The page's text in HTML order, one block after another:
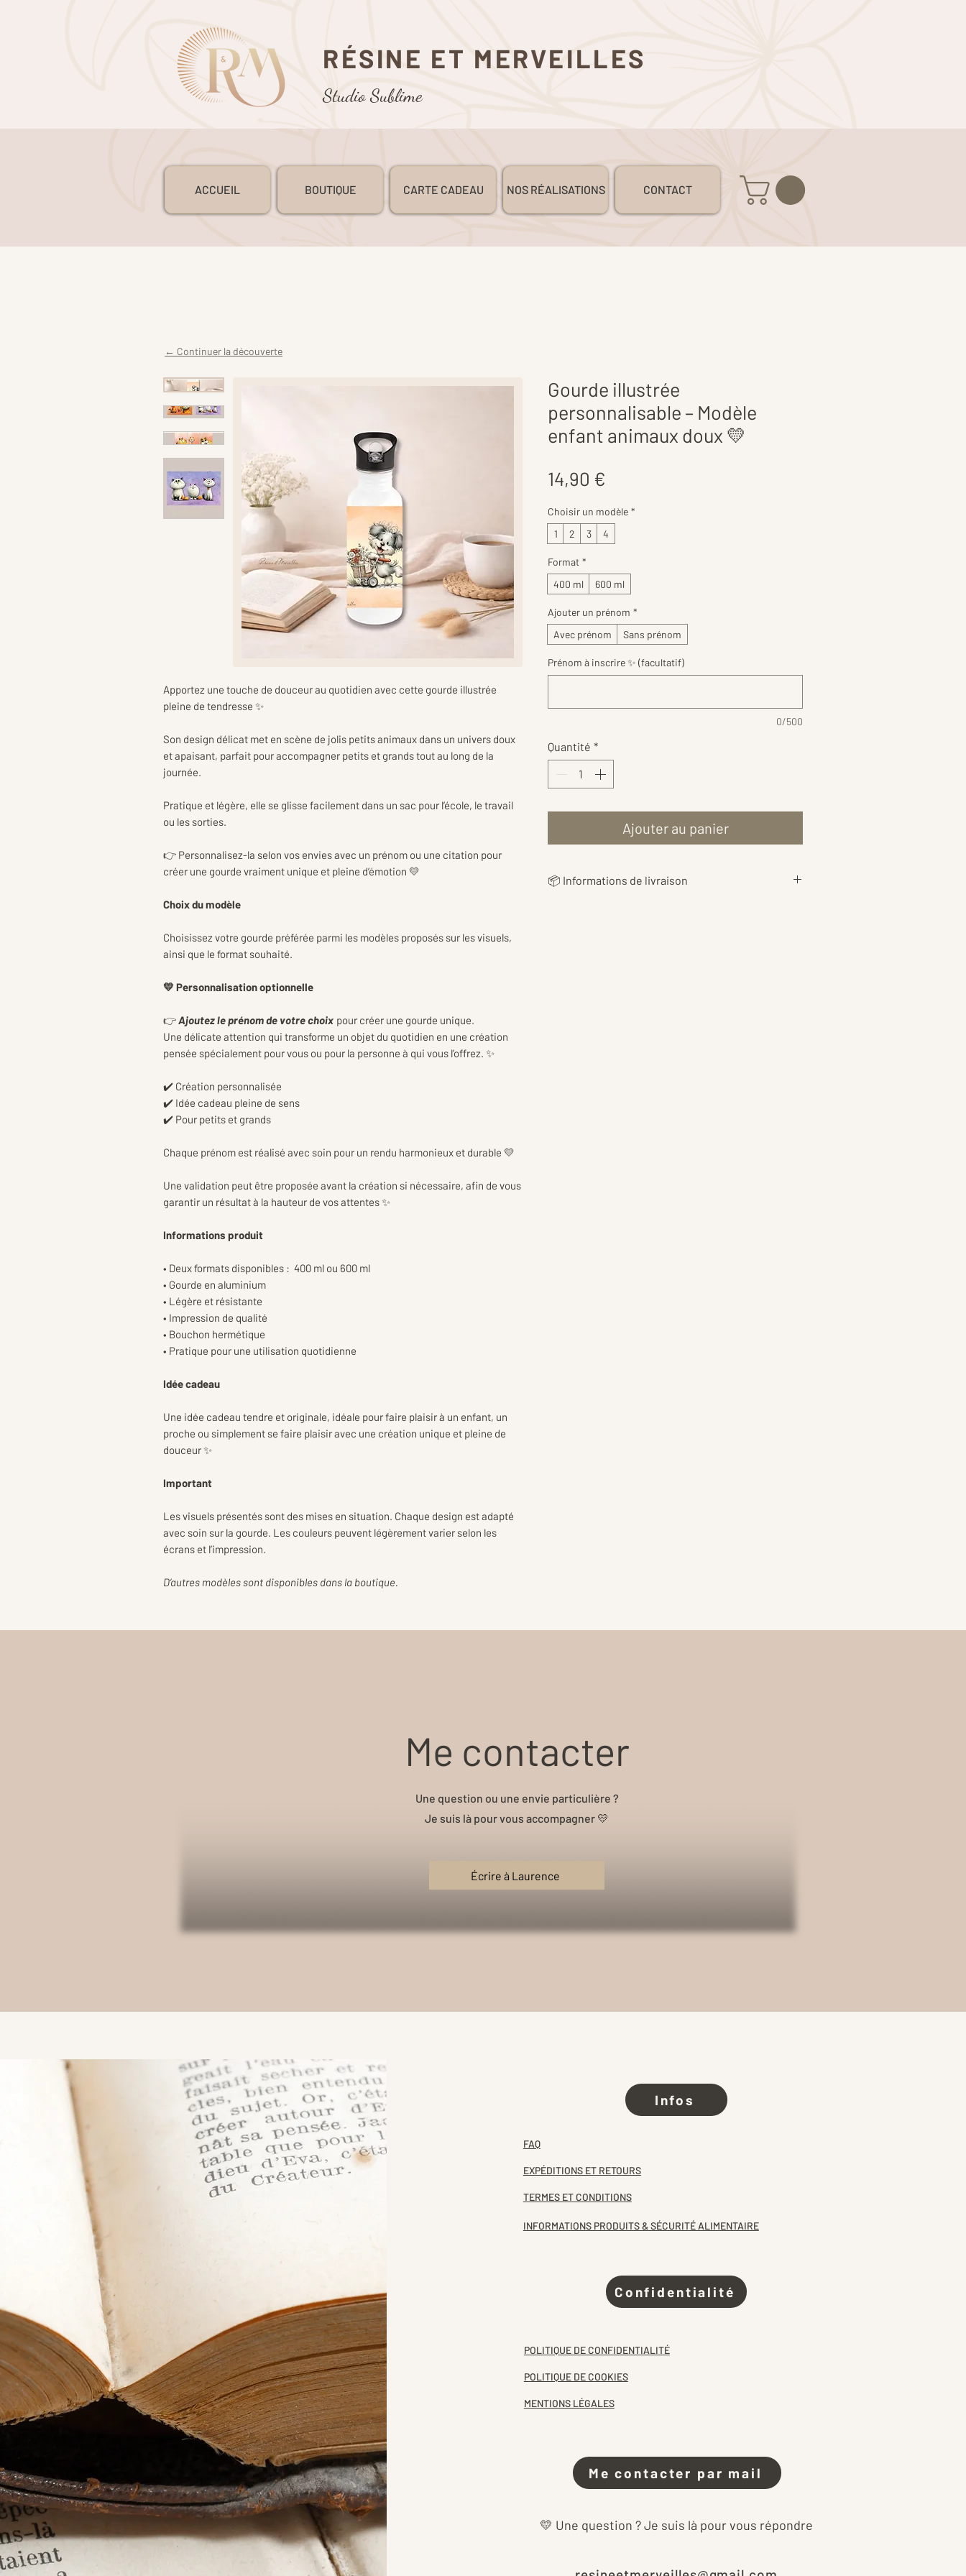
RÉSINE ET MERVEILLES
Studio Sublime
ACCUEIL BOUTIQUE CARTE CADEAU NOS RÉALISATIONS CONTACT
Apportez une touche de douceur au quotidien avec cette gourde illustrée
pleine de tendresse ✨
Son design délicat met en scène de jolis petits animaux dans un univers doux
et apaisant, parfait pour accompagner petits et grands tout au long de la
journée.
Pratique et légère, elle se glisse facilement dans un sac pour l’école, le travail
ou les sorties.
👉 Personnalisez-la selon vos envies avec un prénom ou une citation pour
créer une gourde vraiment unique et pleine d’émotion 💛
Choix du modèle
Choisissez votre gourde préférée parmi les modèles proposés sur les visuels,
ainsi que le format souhaité.
💛 Personnalisation optionnelle
👉Ajoutez le prénom de votre choix pour créer une gourde unique.
Une délicate attention qui transforme un objet du quotidien en une création
pensée spécialement pour vous ou pour la personne à qui vous l’offrez. ✨
✔️ Création personnalisée
✔️ Idée cadeau pleine de sens
✔️ Pour petits et grands
Chaque prénom est réalisé avec soin pour un rendu harmonieux et durable 💛
Une validation peut être proposée avant la création si nécessaire, afin de vous
garantir un résultat à la hauteur de vos attentes ✨
Informations produit
• Deux formats disponibles : 400 ml ou 600 ml
• Gourde en aluminium
• Légère et résistante
• Impression de qualité
• Bouchon hermétique
• Pratique pour une utilisation quotidienne
Idée cadeau
Une idée cadeau tendre et originale, idéale pour faire plaisir à un enfant, un
proche ou simplement se faire plaisir avec une création unique et pleine de
douceur ✨
Important
Les visuels présentés sont des mises en situation. Chaque design est adapté
avec soin sur la gourde. Les couleurs peuvent légèrement varier selon les
écrans et l’impression.
D’autres modèles sont disponibles dans la boutique.
Gourde illustrée
personnalisable – Modèle
enfant animaux doux 💛
14,90 €
Choisir un modèle *
1
2 3 4
Format *
400 ml
600 ml
Ajouter un prénom *
Avec prénom
Sans prénom
Prénom à inscrire ✨ (facultatif)
0/500
Quantité *
Ajouter au panier
📦 Informations de livraison
← Continuer la découverte
Me contacter
Une question ou une envie particulière ?
Je suis là pour vous accompagner 💛
Écrire à Laurence
Infos
FAQ
EXPÉDITIONS ET RETOURS
TERMES ET CONDITIONS
INFORMATIONS PRODUITS & SÉCURITÉ ALIMENTAIRE
Confidentialité
POLITIQUE DE CONFIDENTIALITÉ
POLITIQUE DE COOKIES
MENTIONS LÉGALES
Me contacter par mail
💛 Une question ? Je suis là pour vous répondre